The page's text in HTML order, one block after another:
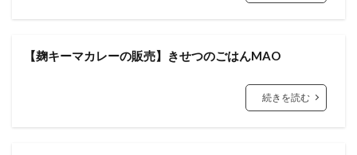
【麹キーマカレーの販売】きせつのごはんMAO
続きを読む